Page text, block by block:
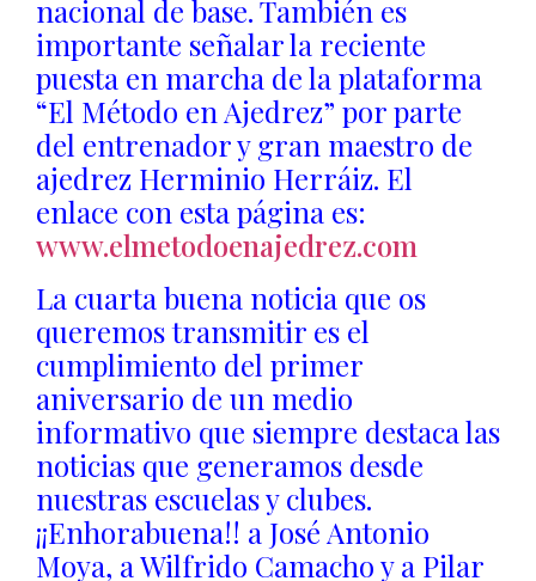
nacional de base. También es
importante señalar la reciente
puesta en marcha de la plataforma
“El Método en Ajedrez” por parte
del entrenador y gran maestro de
ajedrez Herminio Herráiz. El
enlace con esta página es:
www.elmetodoenajedrez.com
La cuarta buena noticia que os
queremos transmitir es el
cumplimiento del primer
aniversario de un medio
informativo que siempre destaca las
noticias que generamos desde
nuestras escuelas y clubes.
¡¡Enhorabuena!! a José Antonio
Moya, a Wilfrido Camacho y a Pilar